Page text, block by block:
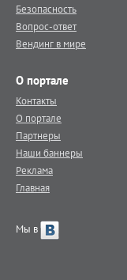
Безопасность
Вопрос-ответ
Вендинг в мире
О портале
Контакты
О портале
Партнеры
Наши баннеры
Реклама
Главная
Мы в